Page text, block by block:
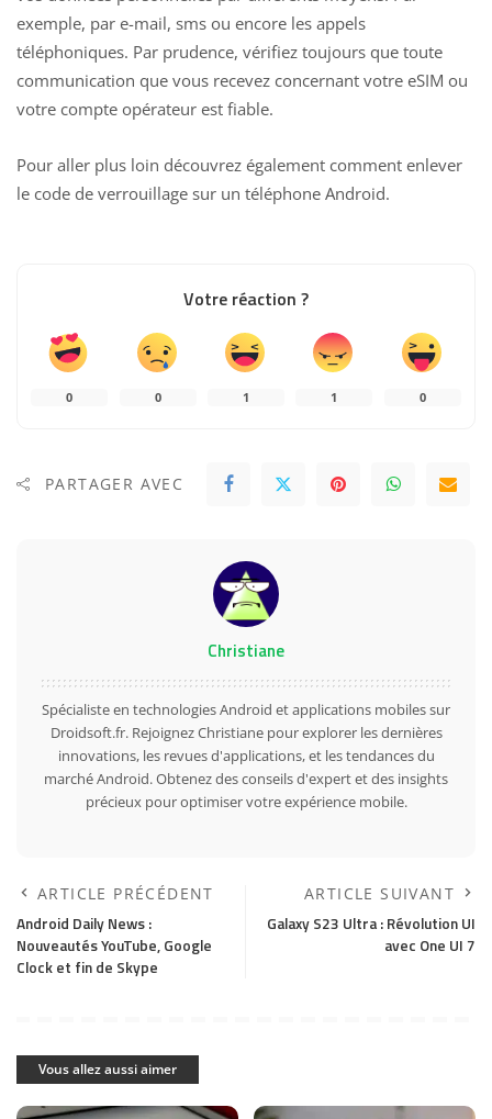
exemple, par e-mail, sms ou encore les appels
téléphoniques. Par prudence, vérifiez toujours que toute
communication que vous recevez concernant votre eSIM ou
votre compte opérateur est fiable.
Pour aller plus loin découvrez également comment enlever
le code de verrouillage sur un téléphone Android.
Votre réaction ?
0 0 1 1 0
PARTAGER AVEC
Christiane
Spécialiste en technologies Android et applications mobiles sur
Droidsoft.fr. Rejoignez Christiane pour explorer les dernières
innovations, les revues d'applications, et les tendances du
marché Android. Obtenez des conseils d'expert et des insights
précieux pour optimiser votre expérience mobile.
ARTICLE PRÉCÉDENT
Android Daily News :
Nouveautés YouTube, Google
Clock et fin de Skype
ARTICLE SUIVANT
Galaxy S23 Ultra : Révolution UI
avec One UI 7
Vous allez aussi aimer